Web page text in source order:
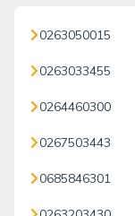
0263050015
0263033455
0264460300
0267503443
0685846301